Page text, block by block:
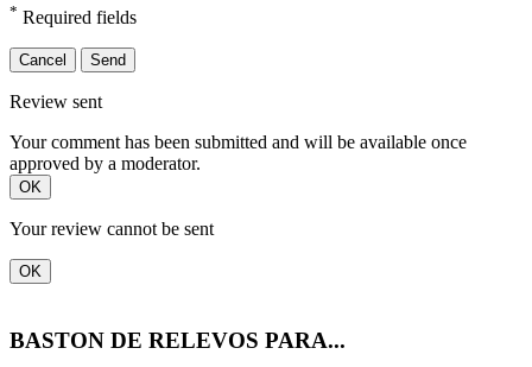
* Required fields
Cancel Send
Review sent
Your comment has been submitted and will be available once
approved by a moderator.
OK
Your review cannot be sent
OK
BASTON DE RELEVOS PARA...